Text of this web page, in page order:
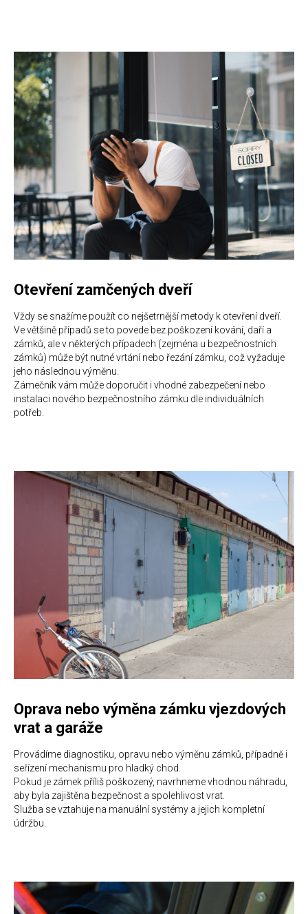
Otevření zamčených dveří
Vždy se snažíme použít co nejšetrnější metody k otevření dveří.
Ve většině případů se to povede bez poškození kování, daří a
zámků, ale v některých případech (zejména u bezpečnostních
zámků) může být nutné vrtání nebo řezání zámku, což vyžaduje
jeho následnou výměnu.
Zámečník vám může doporučit i vhodné zabezpečení nebo
instalaci nového bezpečnostního zámku dle individuálních
potřeb.
Oprava nebo výměna zámku vjezdových
vrat a garáže
Provádíme diagnostiku, opravu nebo výměnu zámků, případně i
seřízení mechanismu pro hladký chod.
Pokud je zámek příliš poškozený, navrhneme vhodnou náhradu,
aby byla zajištěna bezpečnost a spolehlivost vrat.
Služba se vztahuje na manuální systémy a jejich kompletní
údržbu.